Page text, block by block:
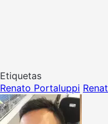
Etiquetas
Renato Portaluppi